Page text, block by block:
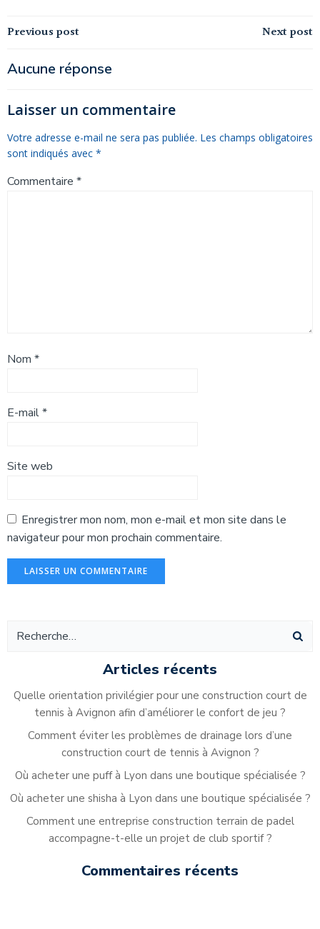
Navigation
de
l’article
Previous post Navigation
l’article
Next post
Aucune réponse
Laisser un commentaire
Votre adresse e-mail ne sera pas publiée. Les champs obligatoires
sont indiqués avec *
Commentaire *
Nom *
E-mail*
Site web
Enregistrer mon nom, mon e-mail et mon site dans le
navigateur pour mon prochain commentaire.
Articles récents
Quelle orientation privilégier pour une construction court de
tennis à Avignon afin d’améliorer le confort de jeu ?
Comment éviter les problèmes de drainage lors d’une
construction court de tennis à Avignon ?
Où acheter une puff à Lyon dans une boutique spécialisée ?
Où acheter une shisha à Lyon dans une boutique spécialisée ?
Comment une entreprise construction terrain de padel
accompagne-t-elle un projet de club sportif ?
Commentaires récents